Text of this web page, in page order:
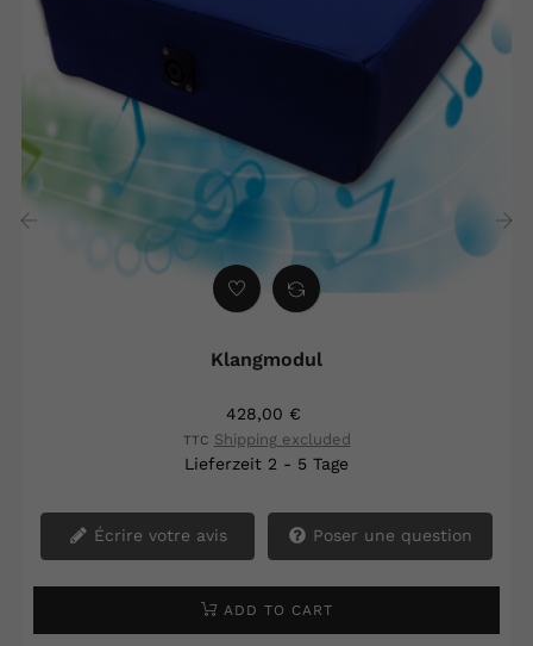
Klangmodul
428,00 €
TTC Shipping excluded
Lieferzeit 2 - 5 Tage
Écrire votre avis Poser une question
ADD TO CART